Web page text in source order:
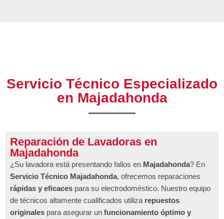
Servicio Técnico Especializado
en Majadahonda
Reparación de Lavadoras en
Majadahonda
¿Su lavadora está presentando fallos en Majadahonda? En
Servicio Técnico Majadahonda, ofrecemos reparaciones
rápidas y eficaces para su electrodoméstico. Nuestro equipo
de técnicos altamente cualificados utiliza repuestos
originales para asegurar un funcionamiento óptimo y